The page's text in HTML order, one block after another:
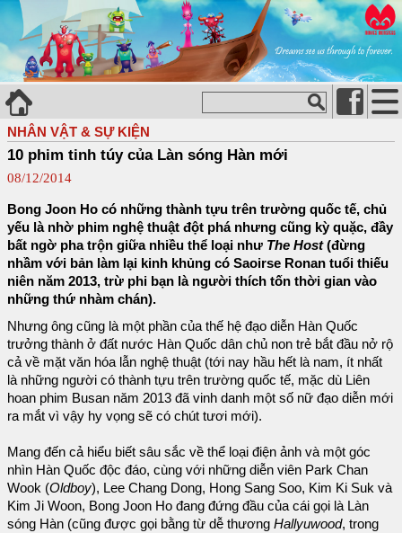
NHÂN VẬT & SỰ KIỆN
10 phim tinh túy của Làn sóng Hàn mới
08/12/2014
Bong Joon Ho có những thành tựu trên trường quốc tế, chủ
yếu là nhờ phim nghệ thuật đột phá nhưng cũng kỳ quặc, đầy
bất ngờ pha trộn giữa nhiều thể loại như The Host(đừng
nhầm với bản làm lại kinh khủng có Saoirse Ronan tuổi thiếu
niên năm 2013, trừ phi bạn là người thích tốn thời gian vào
những thứ nhàm chán).
Nhưng ông cũng là một phần của thế hệ đạo diễn Hàn Quốc
trưởng thành ở đất nước Hàn Quốc dân chủ non trẻ bắt đầu nở rộ
cả về mặt văn hóa lẫn nghệ thuật (tới nay hầu hết là nam, ít nhất
là những người có thành tựu trên trường quốc tế, mặc dù Liên
hoan phim Busan năm 2013 đã vinh danh một số nữ đạo diễn mới
ra mắt vì vậy hy vọng sẽ có chút tươi mới).
Mang đến cả hiểu biết sâu sắc về thể loại điện ảnh và một góc
nhìn Hàn Quốc độc đáo, cùng với những diễn viên Park Chan
Wook (Oldboy), Lee Chang Dong, Hong Sang Soo, Kim Ki Suk và
Kim Ji Woon, Bong Joon Ho đang đứng đầu của cái gọi là Làn
sóng Hàn (cũng được gọi bằng từ dễ thương Hallyuwood, trong